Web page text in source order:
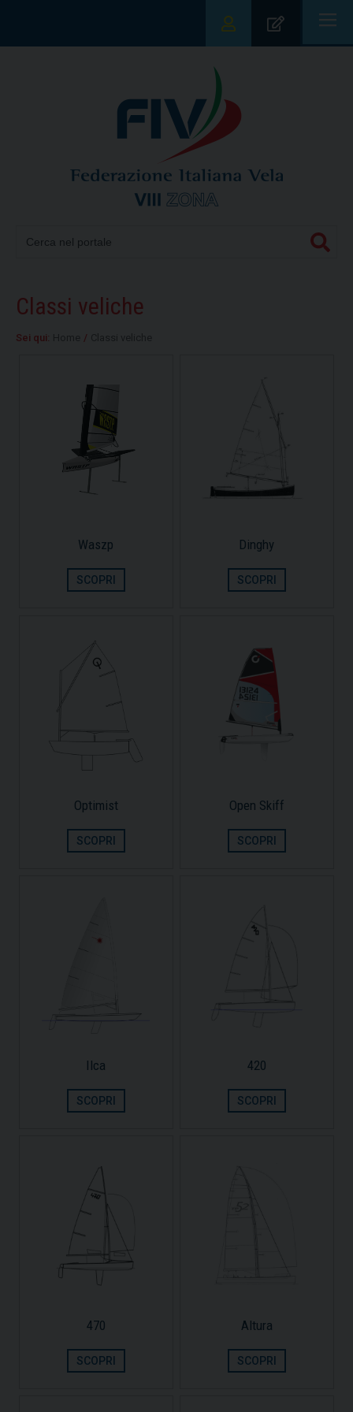
|||
Classi veliche
Sei qui: /
Waszp
SCOPRI
Dinghy
SCOPRI
Optimist
SCOPRI
Open Skiff
SCOPRI
Ilca
SCOPRI
420
SCOPRI
470
SCOPRI
Altura
SCOPRI